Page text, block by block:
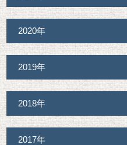
2020年
2019年
2018年
2017年